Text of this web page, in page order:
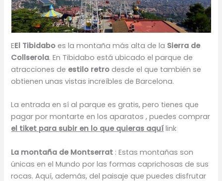
EEl Tibidabo es la montaña más alta de la Sierra de
Collserola. En Tibidabo está ubicado el parque de
atracciones de estilo retro desde el que también se
obtienen unas vistas increíbles de Barcelona.
La entrada en sí al parque es gratis, pero tienes que
pagar por montarte en los aparatos , puedes comprar
el tiket para subir en lo que quieras aquí link
La montaña de Montserrat : Estas montañas son
únicas en el Mundo por las formas caprichosas de sus
rocas. Aquí, además, del paisaje que puedes disfrutar